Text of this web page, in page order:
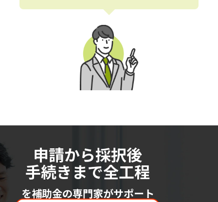
申請から採択後
手続きまで全工程
を補助金の専門家がサポート